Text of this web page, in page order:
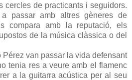
cercles de practicants i seguidors.
passar amb altres gèneres de
compara amb la reputació, els
de la música clàssica o del
Pérez van passar la vida defensant
tenia res a veure amb el flamenc
a la guitarra acústica per al seu